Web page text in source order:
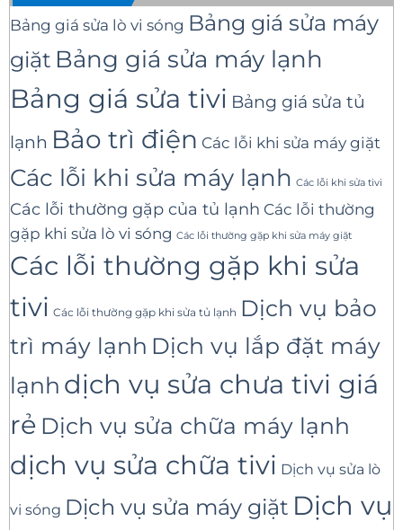
Bảng giá sửa lò vi sóng Bảng giá sửa máy
giặt Bảng giá sửa máy lạnh
Bảng giá sửa tivi Bảng giá sửa tủ
lạnh Bảo trì điện Các lỗi khi sửa máy giặt
Các lỗi khi sửa máy lạnh Các lỗi khi sửa tivi
Các lỗi thường gặp của tủ lạnh Các lỗi thường
gặp khi sửa lò vi sóng Các lỗi thường gặp khi sửa máy giặt
Các lỗi thường gặp khi sửa
tivi Các lỗi thường gặp khi sửa tủ lạnh Dịch vụ bảo
trì máy lạnh Dịch vụ lắp đặt máy
lạnh dịch vụ sửa chưa tivi giá
rẻ Dịch vụ sửa chữa máy lạnh
dịch vụ sửa chữa tivi Dịch vụ sửa lò
vi sóng Dịch vụ sửa máy giặt Dịch vụ